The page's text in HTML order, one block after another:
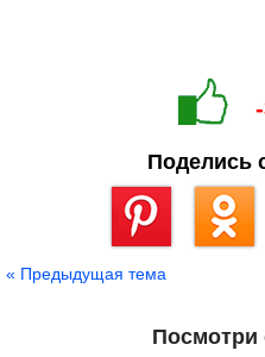
Поделись
« Предыдущая тема
Посмотри